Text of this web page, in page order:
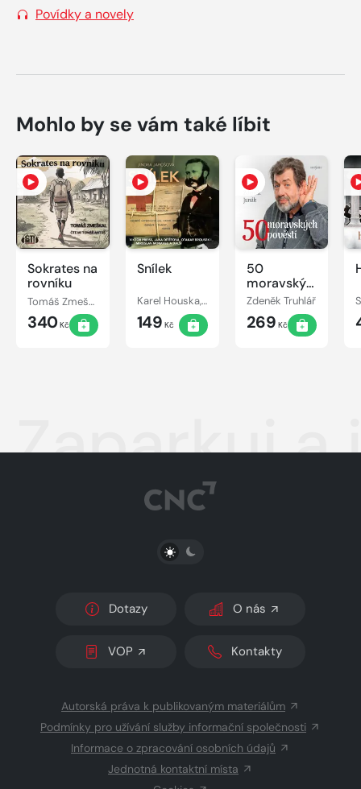
Povídky a novely
Mohlo by se vám také líbit
Sokrates na
rovníku
Tomáš Zmeškal
340Kč
Snílek
Karel Houska, Otakar Brousek, Jindřiška Jarošová, Jana Dítětová, Viktor Preiss, Josef Chvalina, Miroslav Masopust, Petr Svojtka, Miroslav Moravec
149 Kč
50
moravských
pověstí
Zdeněk Truhlář
269 Kč
Zaparkuj
PŘEPNOUT SVĚTLÝ/TMAVÝ REŽIM
Dotazy O nás
VOP Kontakty
Autorská práva k publikovaným materiálům
Podmínky pro užívání služby informační společnosti
Informace o zpracování osobních údajů
Jednotná kontaktní místa